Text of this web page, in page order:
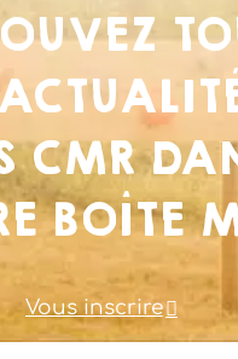
CMR
BOÎTE
Vous inscrire